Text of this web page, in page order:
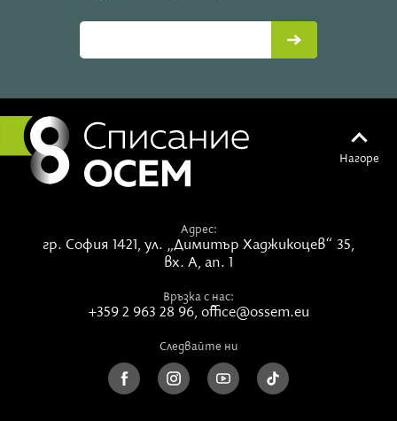
Нагоре
Адрес:
гр. София 1421, ул. „Димитър Хаджикоцев“ 35,
вх. А, ап. 1
Връзка с нас:
+359 2 963 28 96, office@ossem.eu
Следвайте ни